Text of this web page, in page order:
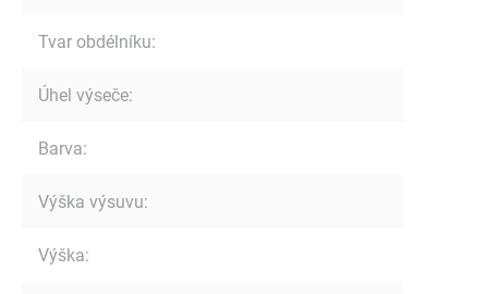
Tvar obdélníku:
Úhel výseče:
Barva:
Výška výsuvu:
Výška: